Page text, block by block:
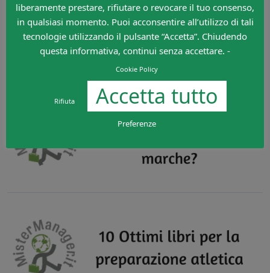
liberamente prestare, rifiutare o revocare il tuo consenso,
in qualsiasi momento. Puoi acconsentire all’utilizzo di tali
tecnologie utilizzando il pulsante “Accetta”. Chiudendo
questa informativa, continui senza accettare. -
Cookie Policy
Rifiuta Accetta tutto
Preferenze